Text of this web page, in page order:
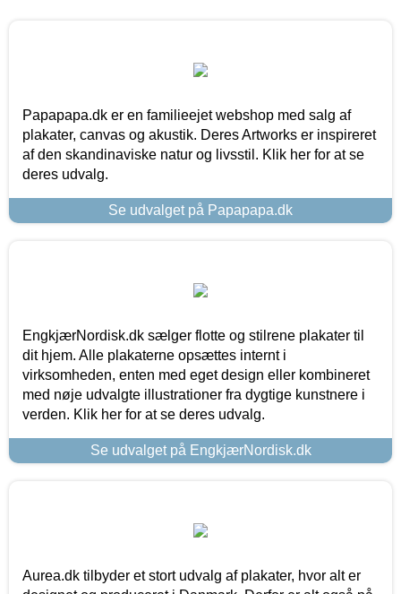
Papapapa.dk er en familieejet webshop med salg af
plakater, canvas og akustik. Deres Artworks er inspireret
af den skandinaviske natur og livsstil. Klik her for at se
deres udvalg.
Se udvalget på Papapapa.dk
EngkjærNordisk.dk sælger flotte og stilrene plakater til
dit hjem. Alle plakaterne opsættes internt i
virksomheden, enten med eget design eller kombineret
med nøje udvalgte illustrationer fra dygtige kunstnere i
verden. Klik her for at se deres udvalg.
Se udvalget på EngkjærNordisk.dk
Aurea.dk tilbyder et stort udvalg af plakater, hvor alt er